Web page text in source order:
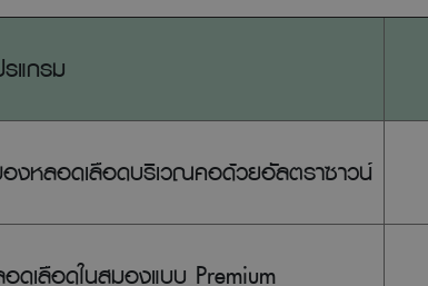
รแกรม
องหลอดเลือดบริเวณคอด้วยอัลตราซาวน์
ดเลือดในสมองแบบ Premium